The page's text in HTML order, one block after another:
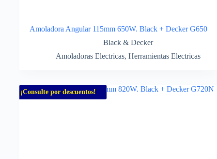
Amoladora Angular 115mm 650W. Black + Decker G650
Black & Decker
Amoladoras Electricas, Herramientas Electricas
¡Consulte por descuentos!